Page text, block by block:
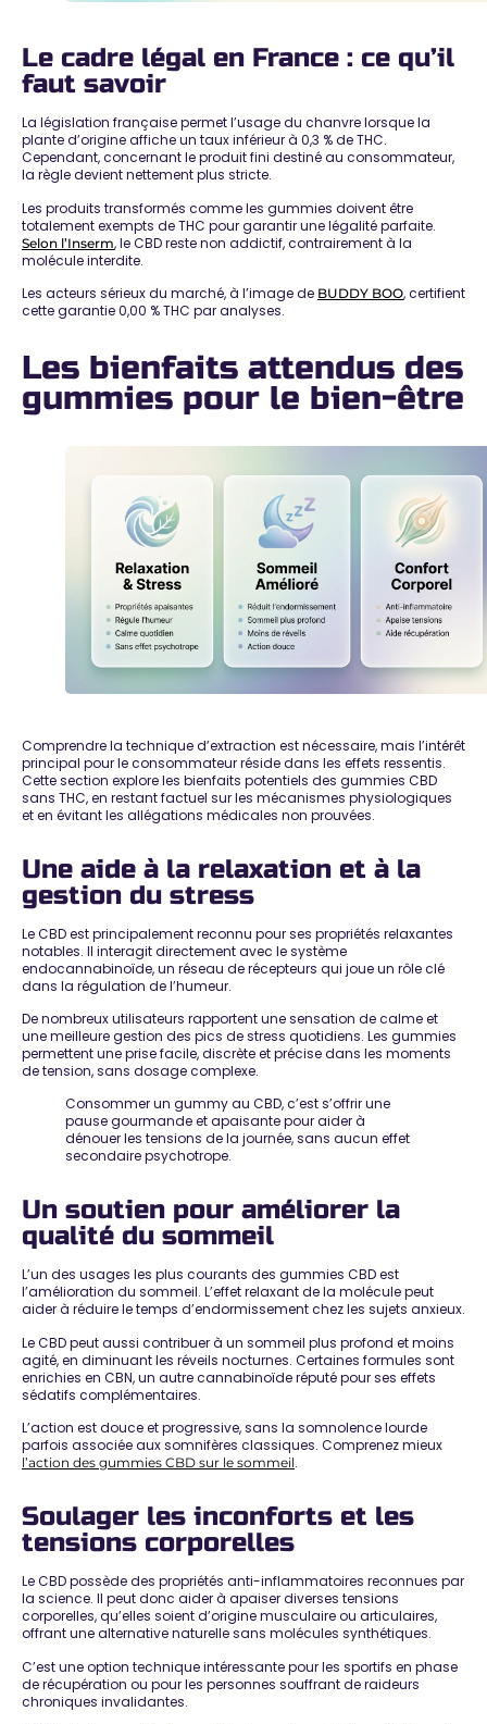
Le cadre légal en France : ce qu’il
faut savoir
La législation française permet l’usage du chanvre lorsque la
plante d’origine affiche un taux inférieur à 0,3 % de THC.
Cependant, concernant le produit fini destiné au consommateur,
la règle devient nettement plus stricte.
Les produits transformés comme les gummies doivent être
totalement exempts de THC pour garantir une légalité parfaite.
Selon l’Inserm, le CBD reste non addictif, contrairement à la
molécule interdite.
Les acteurs sérieux du marché, à l’image de BUDDY BOO, certifient
cettegarantie 0,00 % THC par analyses.
Les bienfaits attendus des
gummies pour le bien-être
Comprendre la technique d’extraction est nécessaire, mais l’intérêt
principal pour le consommateur réside dans les effets ressentis.
Cette section explore les bienfaits potentiels des gummies CBD
sans THC, en restant factuel sur les mécanismes physiologiques
et en évitant les allégations médicales non prouvées.
Une aide à la relaxation et à la
gestion du stress
Le CBD est principalement reconnu pour ses propriétés relaxantes
notables. Il interagit directement avec le système
endocannabinoïde, un réseau de récepteurs qui joue un rôle clé
dans la régulation de l’humeur.
De nombreux utilisateurs rapportent unesensation de calme et
une meilleure gestion des pics de stress quotidiens. Les gummies
permettent une prise facile, discrète et précise dans les moments
de tension, sans dosage complexe.
Consommer un gummy au CBD, c’est s’offrir une
pause gourmande et apaisante pour aider à
dénouer les tensions de la journée, sans aucun effet
secondaire psychotrope.
Un soutien pour améliorer la
qualité du sommeil
L’un des usages les plus courants des gummies CBD est
l’amélioration du sommeil. L’effet relaxant de la molécule peut
aider à réduire le temps d’endormissement chez les sujets anxieux.
Le CBD peut aussi contribuer à un sommeil plus profond et moins
agité, en diminuant les réveils nocturnes. Certaines formules sont
enrichies en CBN, un autre cannabinoïde réputé pour ses effets
sédatifs complémentaires.
L’action est douce et progressive, sans la somnolence lourde
parfois associée aux somnifères classiques. Comprenez mieux
l’action des gummies CBD sur le sommeil.
Soulager les inconforts et les
tensions corporelles
Le CBD possède des propriétés anti-inflammatoires reconnues par
la science. Il peut donc aider à apaiser diverses tensions
corporelles, qu’elles soient d’origine musculaire ou articulaires,
offrant une alternative naturelle sans molécules synthétiques.
C’est uneoption technique intéressantepour les sportifs en phase
de récupération ou pour les personnes souffrant de raideurs
chroniques invalidantes.